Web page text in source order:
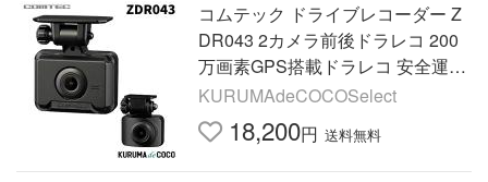
コムテック ドライブレコーダー Z
DR043 2カメラ前後ドラレコ 200
万画素GPS搭載ドラレコ 安全運転
支援機能搭載 駐車監視機能対応 3
年保証
KURUMAdeCOCOSelect
18,200円 送料無料